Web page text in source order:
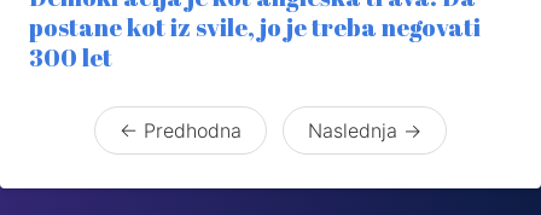
postane kot iz svile, jo je treba negovati
300 let
← Predhodna Naslednja →